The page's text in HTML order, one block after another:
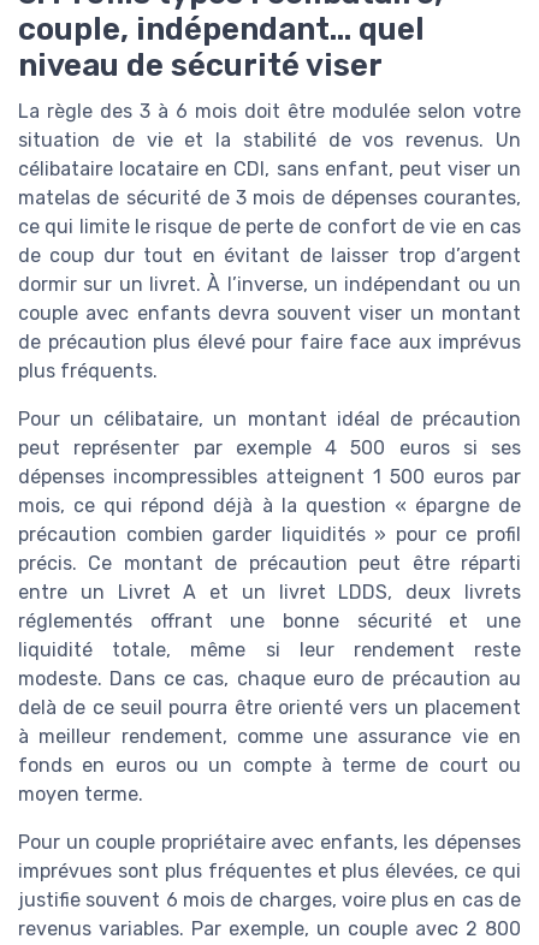
couple, indépendant… quel
niveau de sécurité viser
La règle des 3 à 6 mois doit être modulée selon votre
situation de vie et la stabilité de vos revenus. Un
célibataire locataire en CDI, sans enfant, peut viser un
matelas de sécurité de 3 mois de dépenses courantes,
ce qui limite le risque de perte de confort de vie en cas
de coup dur tout en évitant de laisser trop d’argent
dormir sur un livret. À l’inverse, un indépendant ou un
couple avec enfants devra souvent viser un montant
de précaution plus élevé pour faire face aux imprévus
plus fréquents.
Pour un célibataire, un montant idéal de précaution
peut représenter par exemple 4 500 euros si ses
dépenses incompressibles atteignent 1 500 euros par
mois, ce qui répond déjà à la question « épargne de
précaution combien garder liquidités » pour ce profil
précis. Ce montant de précaution peut être réparti
entre un Livret A et un livret LDDS, deux livrets
réglementés offrant une bonne sécurité et une
liquidité totale, même si leur rendement reste
modeste. Dans ce cas, chaque euro de précaution au
delà de ce seuil pourra être orienté vers un placement
à meilleur rendement, comme une assurance vie en
fonds en euros ou un compte à terme de court ou
moyen terme.
Pour un couple propriétaire avec enfants, les dépenses
imprévues sont plus fréquentes et plus élevées, ce qui
justifie souvent 6 mois de charges, voire plus en cas de
revenus variables. Par exemple, un couple avec 2 800